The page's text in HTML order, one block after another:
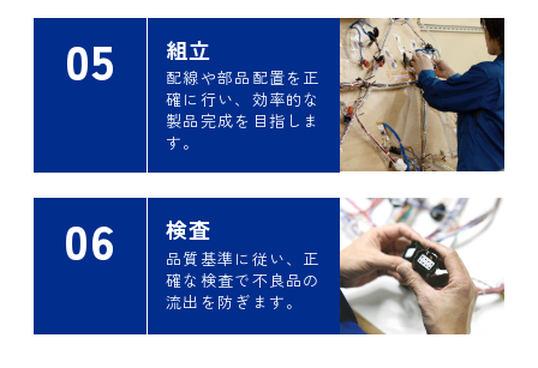
05 組立
配線や部品配置を正
確に行い、効率的な
製品完成を目指しま
す。
06 検査
品質基準に従い、正
確な検査で不良品の
流出を防ぎます。